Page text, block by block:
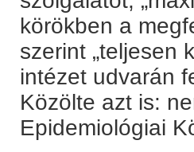
körökben a
szerint „teljesen
intézet udvarán
Közölte azt is:
Epidemiológiai